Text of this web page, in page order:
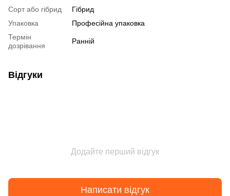
Сорт або гібрид
Гібрид
Упаковка
Професійна упаковка
Термін
дозрівання
Ранній
Відгуки
Додайте перший відгук
Написати відгук